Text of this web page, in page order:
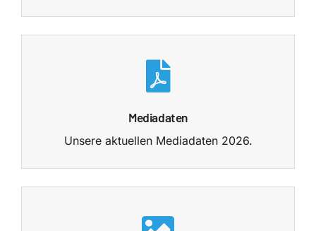
Mediadaten
Unsere aktuellen Mediadaten 2026.